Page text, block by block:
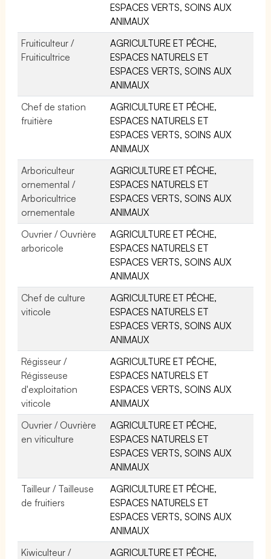
ESPACES VERTS, SOINS AUX
ANIMAUX
Fruiticulteur /
Fruiticultrice
AGRICULTURE ET PÊCHE,
ESPACES NATURELS ET
ESPACES VERTS, SOINS AUX
ANIMAUX
Chef de station
fruitière
AGRICULTURE ET PÊCHE,
ESPACES NATURELS ET
ESPACES VERTS, SOINS AUX
ANIMAUX
Arboriculteur
ornemental /
Arboricultrice
ornementale
AGRICULTURE ET PÊCHE,
ESPACES NATURELS ET
ESPACES VERTS, SOINS AUX
ANIMAUX
Ouvrier / Ouvrière
arboricole
AGRICULTURE ET PÊCHE,
ESPACES NATURELS ET
ESPACES VERTS, SOINS AUX
ANIMAUX
Chef de culture
viticole
AGRICULTURE ET PÊCHE,
ESPACES NATURELS ET
ESPACES VERTS, SOINS AUX
ANIMAUX
Régisseur /
Régisseuse
d'exploitation
viticole
AGRICULTURE ET PÊCHE,
ESPACES NATURELS ET
ESPACES VERTS, SOINS AUX
ANIMAUX
Ouvrier / Ouvrière
en viticulture
AGRICULTURE ET PÊCHE,
ESPACES NATURELS ET
ESPACES VERTS, SOINS AUX
ANIMAUX
Tailleur / Tailleuse
de fruitiers
AGRICULTURE ET PÊCHE,
ESPACES NATURELS ET
ESPACES VERTS, SOINS AUX
ANIMAUX
Kiwiculteur /
AGRICULTURE ET PÊCHE,